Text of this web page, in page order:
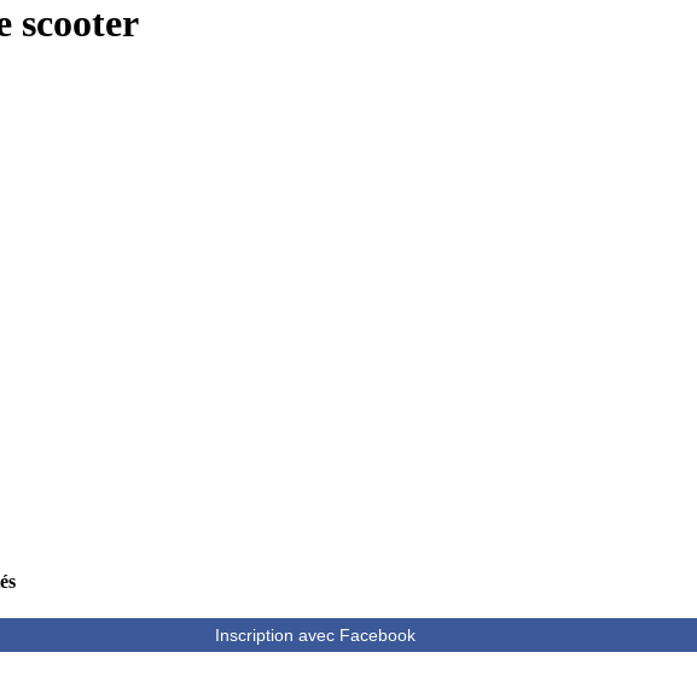
scooter